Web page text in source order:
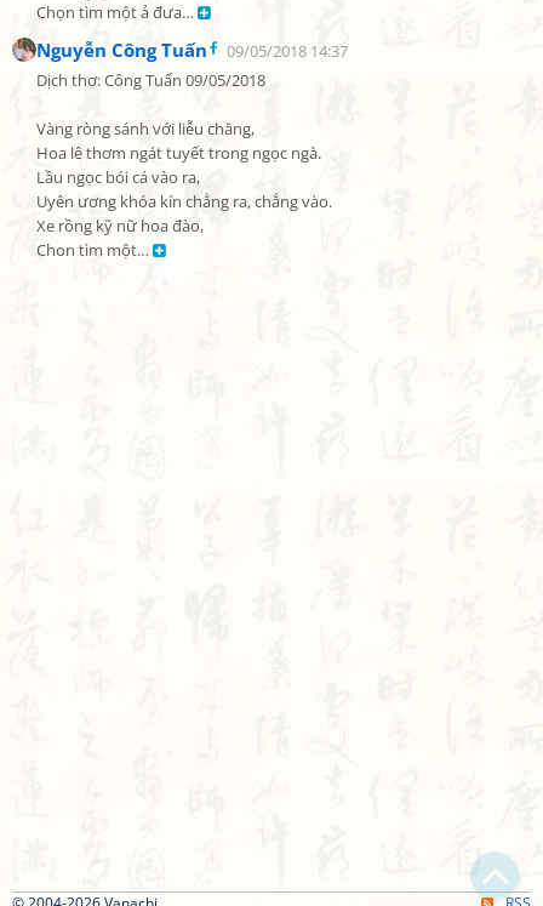
Chọn tìm một ả đưa…
Nguyễn Công Tuấn
09/05/2018 14:37
Dịch thơ: Công Tuấn 09/05/2018
Vàng ròng sánh với liễu chăng,
Hoa lê thơm ngát tuyết trong ngọc ngà.
Lầu ngọc bói cá vào ra,
Uyên ương khóa kín chẳng ra, chẳng vào.
Xe rồng kỹ nữ hoa đào,
Chon tìm một…
Bạn bị lạc trong Thi Viện vì có nội dung quá đồ sộ?